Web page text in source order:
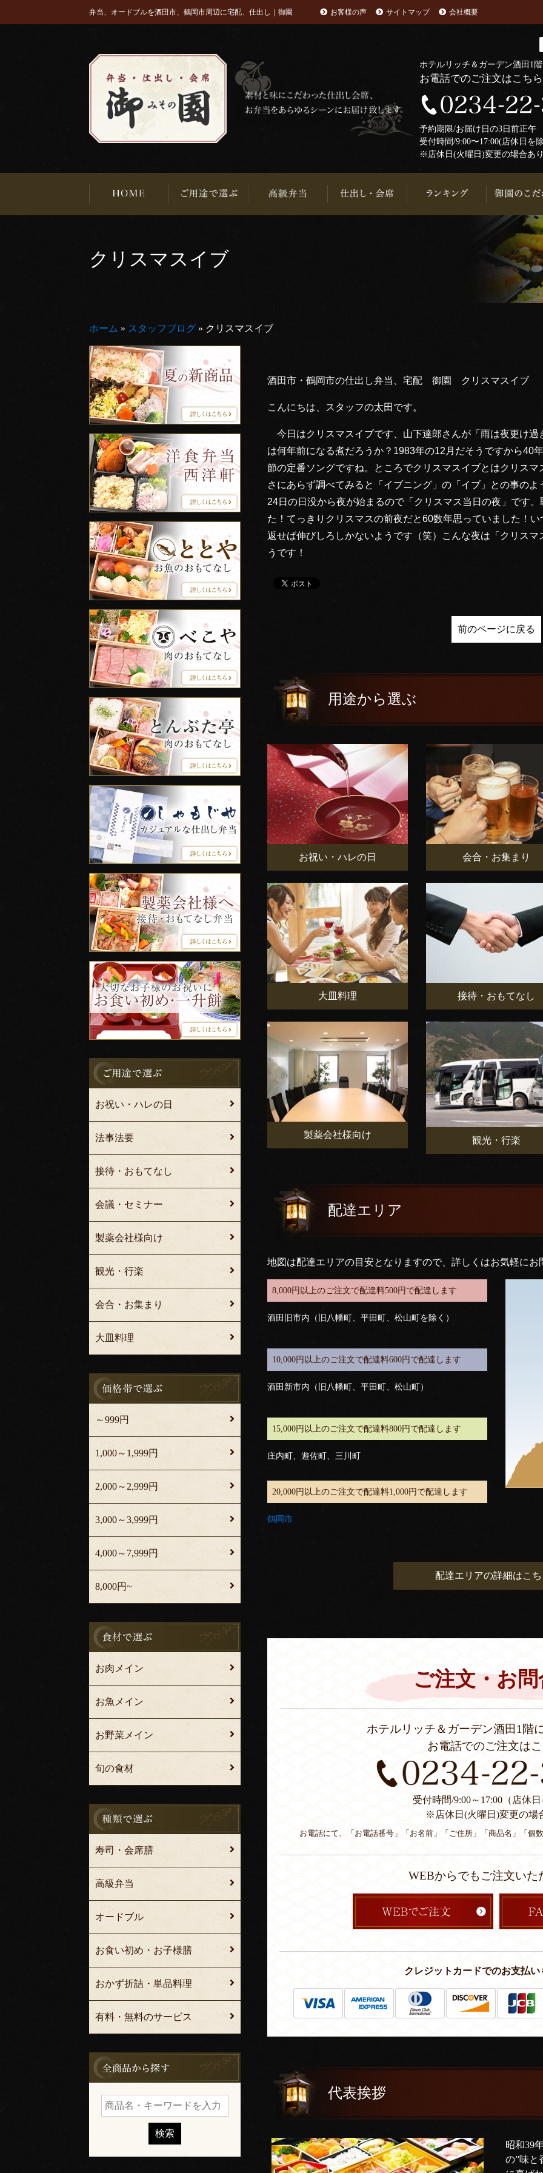
弁当、オードブルを酒田市、鶴岡市周辺に宅配、仕出し｜御園 お客様の声 サイトマップ 会社概要
ホテルリッチ＆ガーデン酒田1
お電話でのご注文はこち
予約期限/お届け日の3日前正
受付時間/9:00〜17:00(店休日を
※店休日(火曜日)変更の場合あ
クリスマスイブ
ホーム » スタッフブログ » クリスマスイブ
酒田市・鶴岡市の仕出し弁当、宅配 御園 クリスマスイブ
こんにちは、スタッフの太田です。
今日はクリスマスイブです、山下達郎さんが「雨は夜更け過
は何年前になる煮だろうか？1983年の12月だそうですから40
節の定番ソングですね。ところでクリスマスイブとはクリス
さにあらず調べてみると「イブニング」の「イブ」との事の
24日の日没から夜が始まるので「クリスマス当日の夜」です
た！てっきりクリスマスの前夜だと60数年思っていました！
返せば伸びしろしかないようです（笑）こんな夜は「クリス
うです！
前のページに戻る
用途から選ぶ
お祝い・ハレの日 会合・お集まり
大皿料理 接待・おもてなし
製薬会社様向け
観光・行楽
配達エリア
地図は配達エリアの目安となりますので、詳しくはお気軽にお
8,000円以上のご注文で配達料500円で配達します
酒田旧市内（旧八幡町、平田町、松山町を除く）
10,000円以上のご注文で配達料600円で配達します
酒田新市内（旧八幡町、平田町、松山町）
15,000円以上のご注文で配達料800円で配達します
庄内町、遊佐町、三川町
20,000円以上のご注文で配達料1,000円で配達します
鶴岡市
配達エリアの詳細はこ
ご注文・お問
ホテルリッチ＆ガーデン酒田1階
お電話でのご注文は
受付時間/9:00～17:00（店休
※店休日(火曜日)変更の場
お電話にて、「お電話番号」「お名前」「ご住所」「商品名」「個
WEBからでもご注文いた
クレジットカードでのお支払い
代表挨拶
昭和39
の”味と
お祝い・ハレの日
法事法要
接待・おもてなし
会議・セミナー
製薬会社様向け
観光・行楽
会合・お集まり
大皿料理
～999円
1,000～1,999円
2,000～2,999円
3,000～3,999円
4,000～7,999円
8,000円~
お肉メイン
お魚メイン
お野菜メイン
旬の食材
寿司・会席膳
高級弁当
オードブル
お食い初め・お子様膳
おかず折詰・単品料理
有料・無料のサービス